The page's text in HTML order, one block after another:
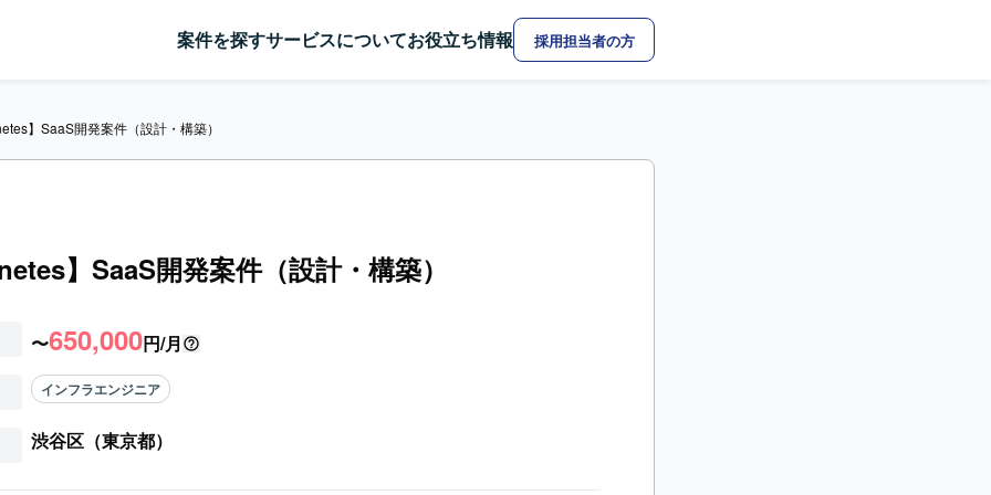
案件を探すサービスについてお役立ち情報 採用担当者の方
】SaaS開発案件（設計・構築）
】SaaS開発案件（設計・構築）
〜650,000円/月
インフラエンジニア
渋谷区（東京都）